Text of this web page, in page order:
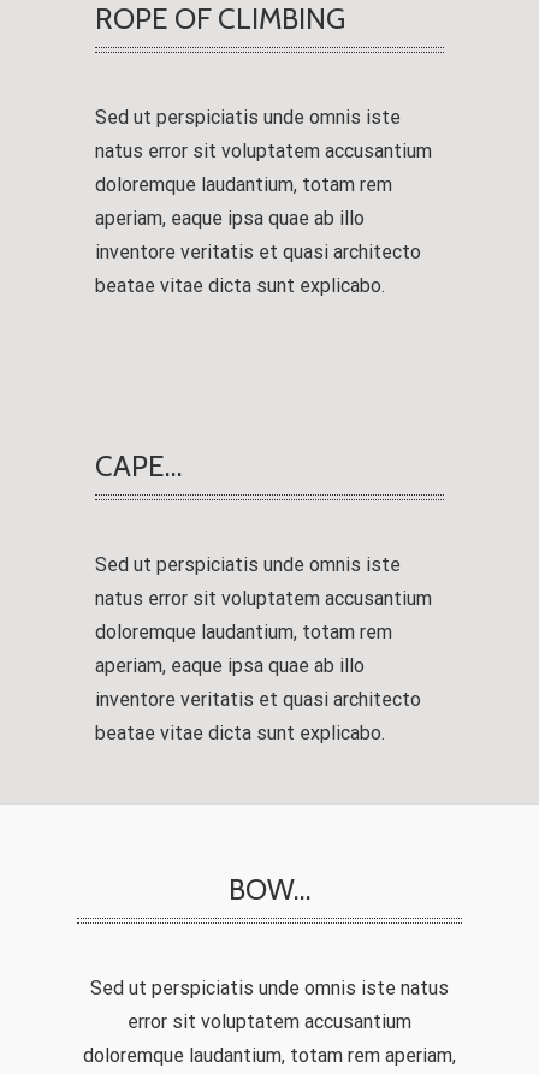
ROPE OF CLIMBING
Sed ut perspiciatis unde omnis iste
natus error sit voluptatem accusantium
doloremque laudantium, totam rem
aperiam, eaque ipsa quae ab illo
inventore veritatis et quasi architecto
beatae vitae dicta sunt explicabo.
CAPE…
Sed ut perspiciatis unde omnis iste
natus error sit voluptatem accusantium
doloremque laudantium, totam rem
aperiam, eaque ipsa quae ab illo
inventore veritatis et quasi architecto
beatae vitae dicta sunt explicabo.
BOW…
Sed ut perspiciatis unde omnis iste natus
error sit voluptatem accusantium
doloremque laudantium, totam rem aperiam,